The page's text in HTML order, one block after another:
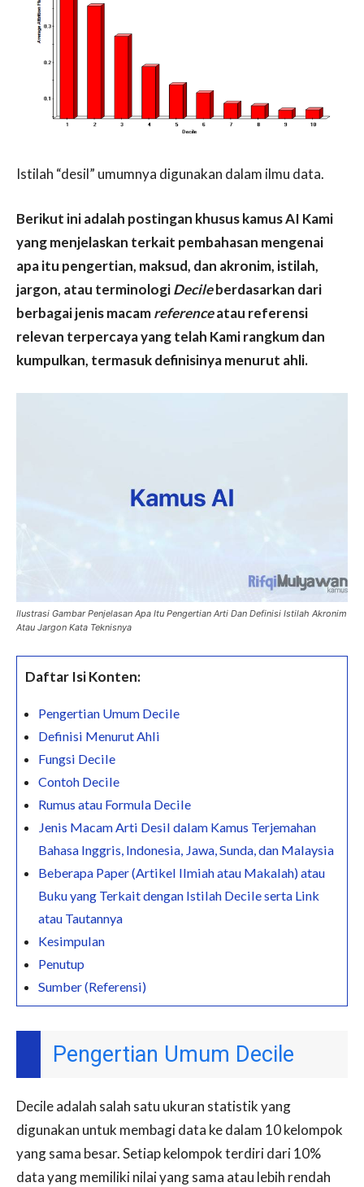
Istilah “desil” umumnya digunakan dalam ilmu data.
Berikut ini adalah postingan khusus kamus AI Kami
yang menjelaskan terkait pembahasan mengenai
apa itu pengertian, maksud, dan akronim, istilah,
jargon, atau terminologiDecileberdasarkan dari
berbagai jenis macamreferenceatau referensi
relevan terpercaya yang telah Kami rangkum dan
kumpulkan, termasuk definisinya menurut ahli.
Ilustrasi Gambar Penjelasan Apa Itu Pengertian Arti Dan Definisi Istilah Akronim
Atau Jargon Kata Teknisnya
Daftar Isi Konten:
Pengertian Umum Decile
Definisi Menurut Ahli
Fungsi Decile
Contoh Decile
Rumus atau Formula Decile
Jenis Macam Arti Desil dalam Kamus Terjemahan
Bahasa Inggris, Indonesia, Jawa, Sunda, dan Malaysia
Beberapa Paper (Artikel Ilmiah atau Makalah) atau
Buku yang Terkait dengan Istilah Decile serta Link
atau Tautannya
Kesimpulan
Penutup
Sumber (Referensi)
Pengertian Umum Decile
Decile adalah salah satu ukuran statistik yang
digunakan untuk membagi data ke dalam 10 kelompok
yang sama besar. Setiap kelompok terdiri dari 10%
data yang memiliki nilai yang sama atau lebih rendah